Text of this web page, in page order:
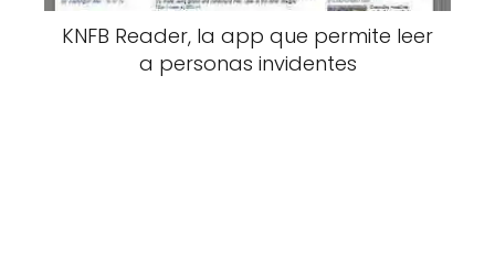
KNFB Reader, la app que permite leer
a personas invidentes